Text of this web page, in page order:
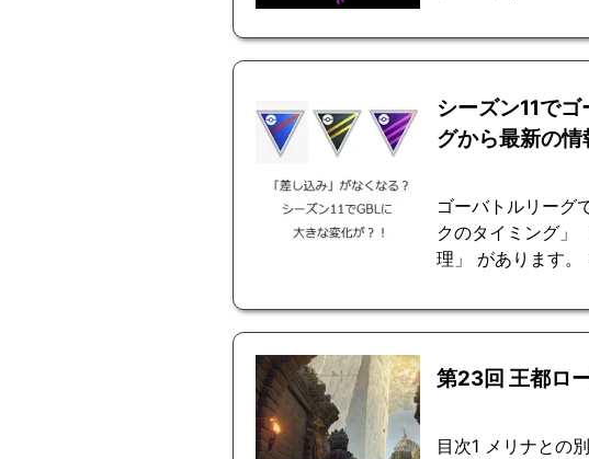
シーズン11で
グから最新の
ゴーバトルリーグ
クのタイミング」
理」 があります
第23回 王都ロ
目次1 メリナとの